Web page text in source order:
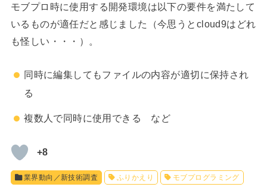
モブプロ時に使用する開発環境は以下の要件を満たして
いるものが適任だと感じました（今思うとcloud9はどれ
も怪しい・・・）。
同時に編集してもファイルの内容が適切に保持され
る
複数人で同時に使用できる など
+8
業界動向／新技術調査 ふりかえり モブプログラミング